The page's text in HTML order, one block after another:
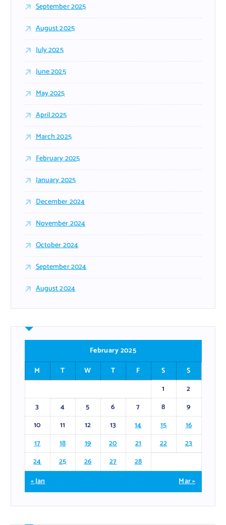
September 2025
August 2025
July 2025
June 2025
May 2025
April 2025
March 2025
February 2025
January 2025
December 2024
November 2024
October 2024
September 2024
August 2024
February 2025
M
T W T F S
S
1
2
3
4 5 6 7 8
9
10
11 12 13 14 15
16
17
18 19 20 21 22
23
24
25 26 27
28
« Jan
Mar »